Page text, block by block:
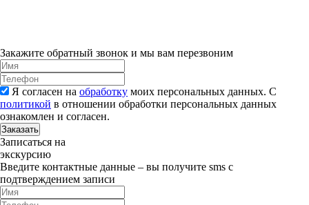
Закажите обратный звонок и мы вам перезвоним
Я согласен на обработку моих персональных данных. С
политикой в отношении обработки персональных данных
ознакомлен и согласен.
Заказать
Записаться на
экскурсию
Введите контактные данные – вы получите sms с
подтверждением записи